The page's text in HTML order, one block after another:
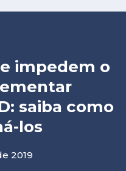
impedem o
saiba como
los
2019